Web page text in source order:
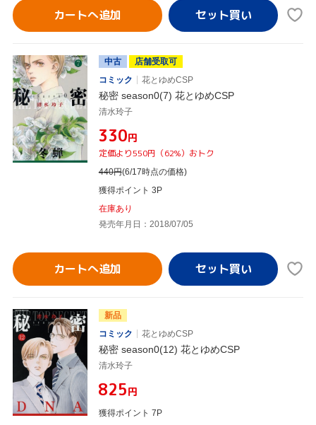
カートへ追加
中古
店舗受取可
コミック
花とゆめCSP
秘密 season0(7) 花とゆめCSP
清水玲子
¥330円
定価より550円（62%）おトク
440円(6/17時点の価格)
獲得ポイント 3P
在庫あり
発売年月日：2018/07/05
カートへ追加
新品
コミック
花とゆめCSP
秘密 season0(12) 花とゆめCSP
清水玲子
¥825円
獲得ポイント 7P